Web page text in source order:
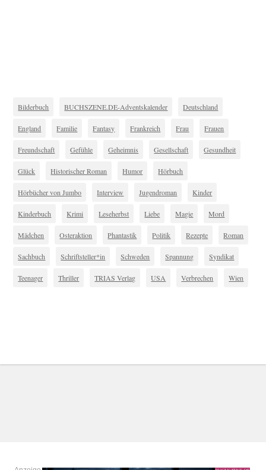
Bilderbuch BUCHSZENE.DE-Adventskalender Deutschland
England Familie Fantasy Frankreich Frau Frauen
Freundschaft Gefühle Geheimnis Gesellschaft Gesundheit
Glück Historischer Roman Humor Hörbuch
Hörbücher von Jumbo Interview Jugendroman Kinder
Kinderbuch Krimi Leseherbst Liebe Magie Mord
Mädchen Osteraktion Phantastik Politik Rezepte Roman
Sachbuch Schriftsteller*in Schweden Spannung Syndikat
Teenager Thriller TRIAS Verlag USA Verbrechen Wien